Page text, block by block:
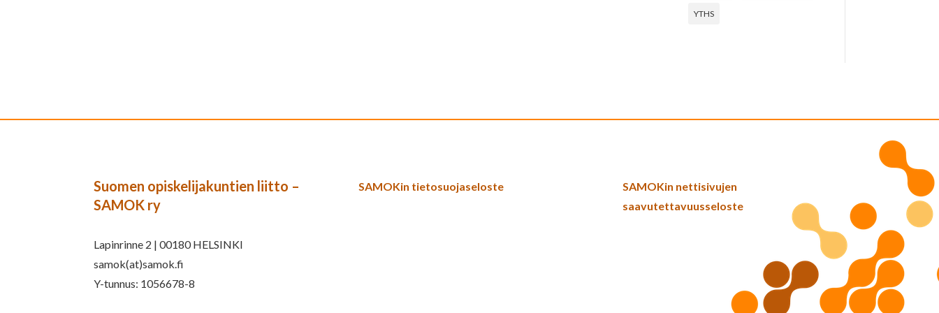
YTHS
Suomen opiskelijakuntien liitto –
SAMOK ry
Lapinrinne 2 | 00180 HELSINKI
samok(at)samok.fi
Y-tunnus: 1056678-8
SAMOKin tietosuojaseloste
SAMOKin nettisivujen
saavutettavuusseloste